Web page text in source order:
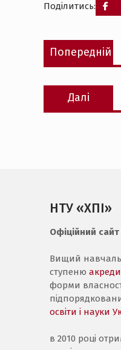
Поділитись:
Навігація
записів
Попередній
Далі
НТУ «ХПІ»
Офіційний
Вищий
ступеню
форми
освіти і науки
в 2010 році